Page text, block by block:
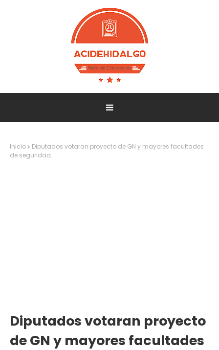
Inicio
Diputados votaran proyecto de GN y mayores facultades
de seguridad.
Diputados votaran proyecto
de GN y mayores facultades